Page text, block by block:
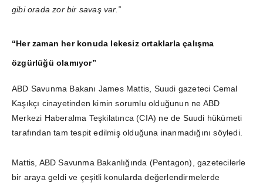
gibi orada zor bir savaş var.”
“Her zaman her konuda lekesiz ortaklarla çalışma
özgürlüğü olamıyor”
ABD Savunma Bakanı James Mattis, Suudi gazeteci Cemal
Kaşıkçı cinayetinden kimin sorumlu olduğunun ne ABD
Merkezi Haberalma Teşkilatınca (CIA) ne de Suudi hükümeti
tarafından tam tespit edilmiş olduğuna inanmadığını söyledi.
Mattis, ABD Savunma Bakanlığında (Pentagon), gazetecilerle
bir araya geldi ve çeşitli konularda değerlendirmelerde